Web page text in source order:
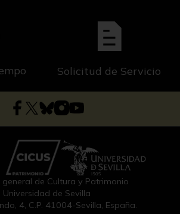
Solicitud de Servicio
general de Cultura y Patrimonio
Universidad de Sevilla
4, C.P. 41004-Sevilla, España.